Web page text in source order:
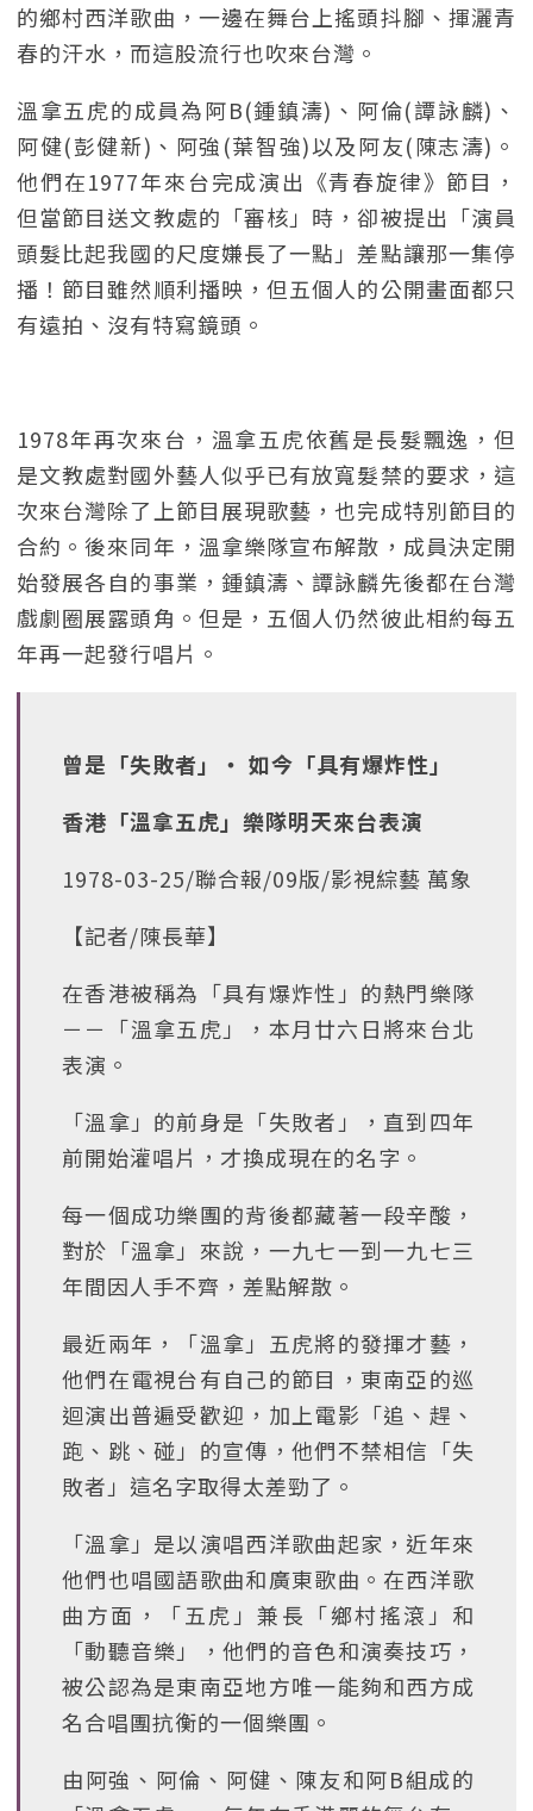
的鄉村西洋歌曲，一邊在舞台上搖頭抖腳、揮灑青
春的汗水，而這股流行也吹來台灣。
溫拿五虎的成員為阿B(鍾鎮濤)、阿倫(譚詠麟)、
阿健(彭健新)、阿強(葉智強)以及阿友(陳志濤)。
他們在1977年來台完成演出《青春旋律》節目，
但當節目送文教處的「審核」時，卻被提出「演員
頭髮比起我國的尺度嫌長了一點」差點讓那一集停
播！節目雖然順利播映，但五個人的公開畫面都只
有遠拍、沒有特寫鏡頭。
1978年再次來台，溫拿五虎依舊是長髮飄逸，但
是文教處對國外藝人似乎已有放寬髮禁的要求，這
次來台灣除了上節目展現歌藝，也完成特別節目的
合約。後來同年，溫拿樂隊宣布解散，成員決定開
始發展各自的事業，鍾鎮濤、譚詠麟先後都在台灣
戲劇圈展露頭角。但是，五個人仍然彼此相約每五
年再一起發行唱片。
曾是「失敗者」‧ 如今「具有爆炸性」
香港「溫拿五虎」樂隊明天來台表演
1978-03-25/聯合報/09版/影視綜藝 萬象
【記者/陳長華】
在香港被稱為「具有爆炸性」的熱門樂隊
－－「溫拿五虎」，本月廿六日將來台北
表演。
「溫拿」的前身是「失敗者」，直到四年
前開始灌唱片，才換成現在的名字。
每一個成功樂團的背後都藏著一段辛酸，
對於「溫拿」來說，一九七一到一九七三
年間因人手不齊，差點解散。
最近兩年，「溫拿」五虎將的發揮才藝，
他們在電視台有自己的節目，東南亞的巡
迴演出普遍受歡迎，加上電影「追、趕、
跑、跳、碰」的宣傳，他們不禁相信「失
敗者」這名字取得太差勁了。
「溫拿」是以演唱西洋歌曲起家，近年來
他們也唱國語歌曲和廣東歌曲。在西洋歌
曲方面，「五虎」兼長「鄉村搖滾」和
「動聽音樂」，他們的音色和演奏技巧，
被公認為是東南亞地方唯一能夠和西方成
名合唱團抗衡的一個樂團。
由阿強、阿倫、阿健、陳友和阿B組成的